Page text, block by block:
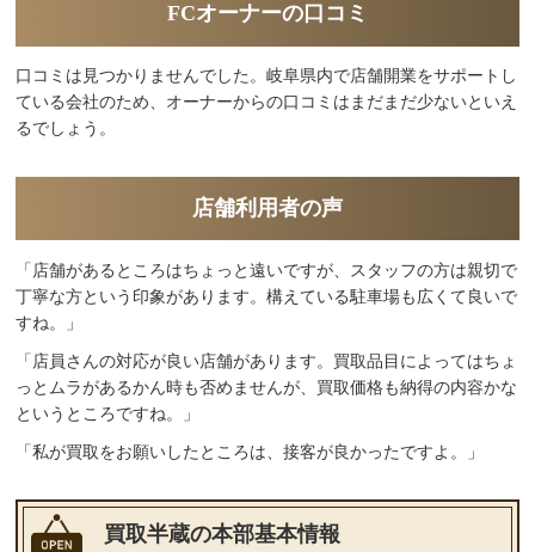
FCオーナーの口コミ
口コミは見つかりませんでした。岐阜県内で店舗開業をサポートし
ている会社のため、オーナーからの口コミはまだまだ少ないといえ
るでしょう。
店舗利用者の声
「店舗があるところはちょっと遠いですが、スタッフの方は親切で
丁寧な方という印象があります。構えている駐車場も広くて良いで
すね。」
「店員さんの対応が良い店舗があります。買取品目によってはちょ
っとムラがあるかん時も否めませんが、買取価格も納得の内容かな
というところですね。」
「私が買取をお願いしたところは、接客が良かったですよ。」
買取半蔵の本部基本情報